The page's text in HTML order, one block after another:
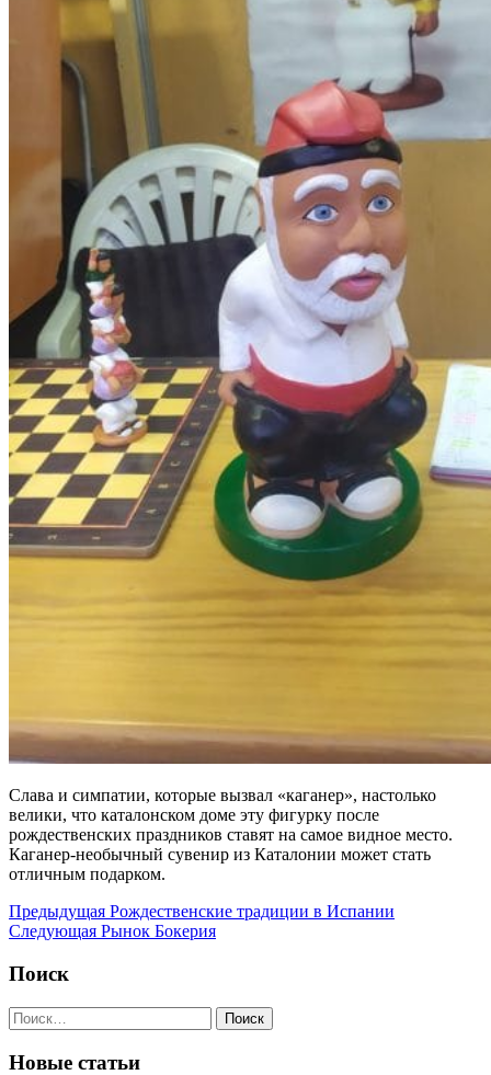
Слава и симпатии, которые вызвал «каганер», настолько
велики, что каталонском доме эту фигурку после
рождественских праздников ставят на самое видное место.
Каганер-необычный сувенир из Каталонии может стать
отличным подарком.
Навигация
по
записям
Предыдущая
запись
Предыдущая Рождественские традиции в Испании
Следующая
Следующая Рынок Бокерия
Поиск
Найти:
Новые статьи